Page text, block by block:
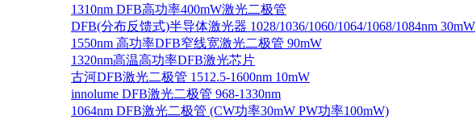
1310nm DFB高功率400mW激光二极管
DFB(分布反馈式)半导体激光器 1028/1036/1060/1064/1068/1084nm 30mW
1550nm 高功率DFB窄线宽激光二极管 90mW
1320nm高温高功率DFB激光芯片
古河DFB激光二极管 1512.5-1600nm 10mW
innolume DFB激光二极管 968-1330nm
1064nm DFB激光二极管 (CW功率30mW PW功率100mW)